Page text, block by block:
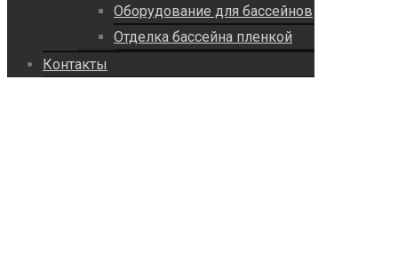
Оборудование для бассейнов
Отделка бассейна пленкой
Контакты